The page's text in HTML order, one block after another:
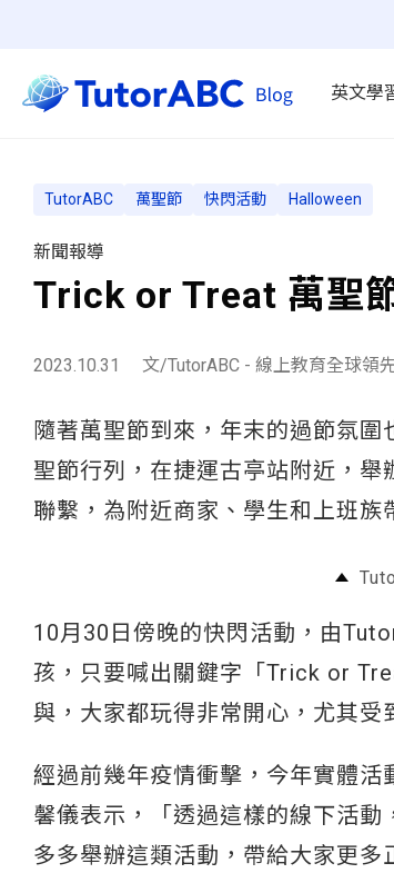
英文學
TutorABC 萬聖節 快閃活動 Halloween
新聞報導
Trick or Treat 萬聖
2023.10.31 文/TutorABC - 線上教育全球領
隨著萬聖節到來，年末的過節氛
聖節行列，在捷運古亭站附近，
聯繫，為附近商家、學生和上班族
10月30日傍晚的快閃活動，由
孩，只要喊出關鍵字「Trick or
與，大家都玩得非常開心，尤其受
經過前幾年疫情衝擊，今年實體
馨儀表示，「透過這樣的線下活
多多舉辦這類活動，帶給大家更多